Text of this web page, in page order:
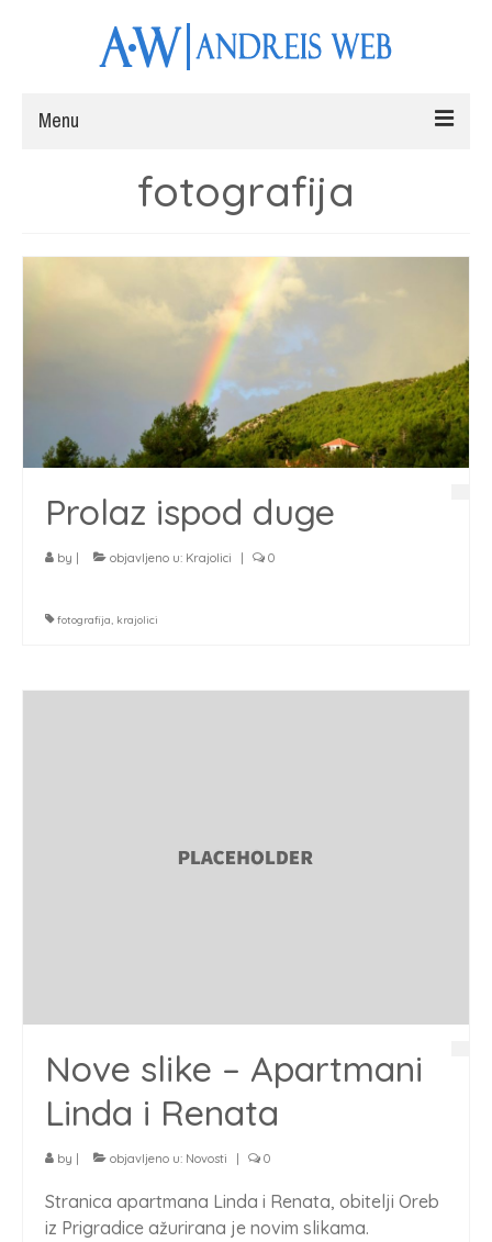
Menu
Radovi
fotografija
Prolaz ispod duge
by objavljeno u: Krajolici 0
fotografija, krajolici
Nove slike – Apartmani
Linda i Renata
by objavljeno u: Novosti 0
Stranica apartmana Linda i Renata, obitelji Oreb
iz Prigradice ažurirana je novim slikama.